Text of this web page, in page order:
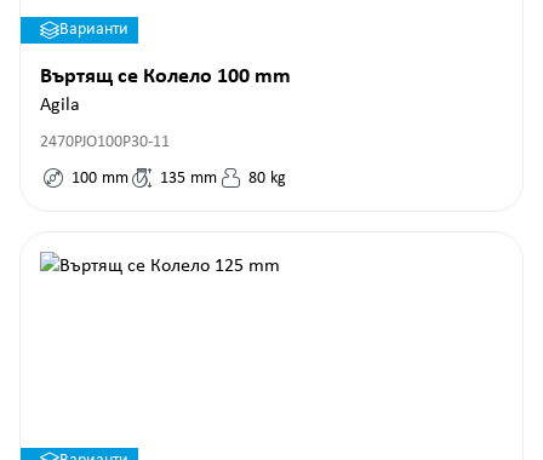
Варианти
Въртящ се Колело 100 mm
Agila
2470PJO100P30-11
100 mm 135 mm 80 kg